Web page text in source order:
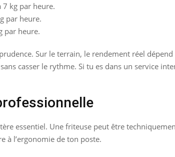
kg par heure.
par heure.
par heure.
Sur le terrain, le rendement réel
casser le rythme. Si tu es dans un service
essentiel. Une friteuse peut être
à l’ergonomie de ton poste.